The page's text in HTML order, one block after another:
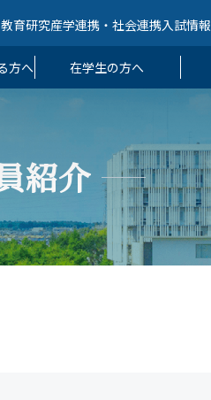
教育研究産学連携・社会連携入試情報
方へ 在学生の方へ
紹介